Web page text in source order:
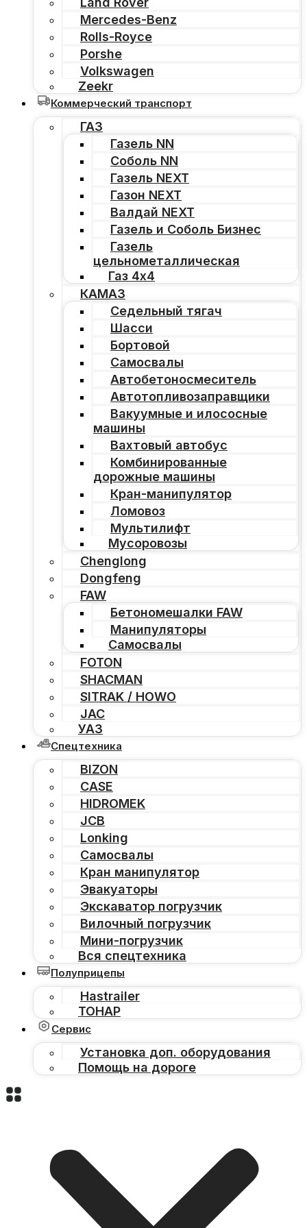
Mercedes-Benz
Rolls-Royce
Porshe
Volkswagen
Zeekr
Коммерческий транспорт
ГАЗ
Газель NN
Соболь NN
Газель NEXT
Газон NEXT
Валдай NEXT
Газель и Соболь Бизнес
Газель
цельнометаллическая
Газ 4х4
КАМАЗ
Седельный тягач
Шасси
Бортовой
Самосвалы
Автобетоносмеситель
Автотопливозаправщики
Вакуумные и илососные
машины
Вахтовый автобус
Комбинированные
дорожные машины
Кран-манипулятор
Ломовоз
Мультилифт
Мусоровозы
Chenglong
Dongfeng
FAW
Бетономешалки FAW
Манипуляторы
Самосвалы
FOTON
SHACMAN
SITRAK / HOWO
JAC
УАЗ
Спецтехника
BIZON
CASE
HIDROMEK
JCB
Lonking
Самосвалы
Кран манипулятор
Эвакуаторы
Экскаватор погрузчик
Вилочный погрузчик
Мини-погрузчик
Вся спецтехника
Полуприцепы
Hastrailer
ТОНАР
Сервис
Установка доп. оборудования
Помощь на дороге